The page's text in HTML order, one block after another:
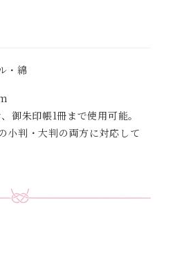
・綿
御朱印帳1冊まで使用可能。
小判・大判の両方に対応して